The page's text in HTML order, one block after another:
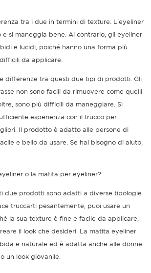
tra i due in termini di texture. L'eyeliner
e si maneggia bene. Al contrario, gli eyeliner
e lucidi, poiché hanno una forma più
da applicare.
differenze tra questi due tipi di prodotti. Gli
non sono facili da rimuovere come quelli
sono più difficili da maneggiare. Si
esperienza con il trucco per
Il prodotto è adatto alle persone di
e bello da usare. Se hai bisogno di aiuto,
o la matita per eyeliner?
due prodotti sono adatti a diverse tipologie
truccarti pesantemente, puoi usare un
la sua texture è fine e facile da applicare,
il look che desideri. La matita eyeliner
e naturale ed è adatta anche alle donne
un look giovanile.